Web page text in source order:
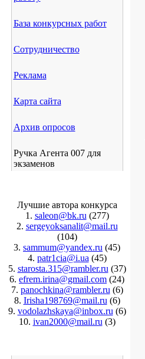
База конкурсных работ
Сотрудничество
Реклама
Карта сайта
Архив опросов
Ручка Агента 007 для
экзаменов
Лучшие автора конкурса
1. saleon@bk.ru (277)
2. sergeyoksanalit@mail.ru
(104)
3. sammum@yandex.ru (45)
4. patr1cia@i.ua (45)
5. starosta.315@rambler.ru (37)
6. efrem.irina@gmail.com (24)
7. panochkina@rambler.ru (6)
8. Irisha198769@mail.ru (6)
9. vodolazhskaya@inbox.ru (6)
10. ivan2000@mail.ru (3)